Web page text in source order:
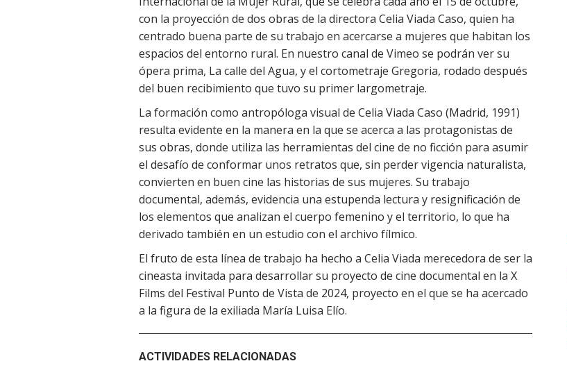
con la proyección de dos obras de la directora Celia Viada Caso, quien ha
centrado buena parte de su trabajo en acercarse a mujeres que habitan los
espacios del entorno rural. En nuestro canal de Vimeo se podrán ver su
ópera prima, La calle del Agua, y el cortometraje Gregoria, rodado después
del buen recibimiento que tuvo su primer largometraje.
La formación como antropóloga visual de Celia Viada Caso (Madrid, 1991)
resulta evidente en la manera en la que se acerca a las protagonistas de
sus obras, donde utiliza las herramientas del cine de no ficción para asumir
el desafío de conformar unos retratos que, sin perder vigencia naturalista,
convierten en buen cine las historias de sus mujeres. Su trabajo
documental, además, evidencia una estupenda lectura y resignificación de
los elementos que analizan el cuerpo femenino y el territorio, lo que ha
derivado también en un estudio con el archivo fílmico.
El fruto de esta línea de trabajo ha hecho a Celia Viada merecedora de ser la
cineasta invitada para desarrollar su proyecto de cine documental en la X
Films del Festival Punto de Vista de 2024, proyecto en el que se ha acercado
a la figura de la exiliada María Luisa Elío.
ACTIVIDADES RELACIONADAS